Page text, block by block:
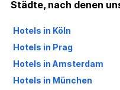
Städte, nach denen
Hotels in Köln
Hotels in Prag
Hotels in Amsterdam
Hotels in München